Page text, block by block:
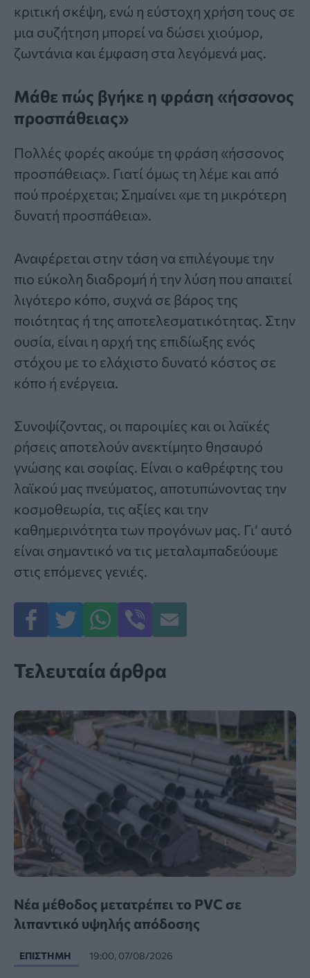
κριτική σκέψη, ενώ η εύστοχη χρήση τους σε
μια συζήτηση μπορεί να δώσει χιούμορ,
ζωντάνια και έμφαση στα λεγόμενά μας.
Μάθε πώς βγήκε η φράση «ήσσονος
προσπάθειας»
Πολλές φορές ακούμε τη φράση «ήσσονος
προσπάθειας». Γιατί όμως τη λέμε και από
πού προέρχεται; Σημαίνει «με τη μικρότερη
δυνατή προσπάθεια».
Αναφέρεται στην τάση να επιλέγουμε την
πιο εύκολη διαδρομή ή την λύση που απαιτεί
λιγότερο κόπο, συχνά σε βάρος της
ποιότητας ή της αποτελεσματικότητας. Στην
ουσία, είναι η αρχή της επιδίωξης ενός
στόχου με το ελάχιστο δυνατό κόστος σε
κόπο ή ενέργεια.
Συνοψίζοντας, οι παροιμίες και οι λαϊκές
ρήσεις αποτελούν ανεκτίμητο θησαυρό
γνώσης και σοφίας. Είναι ο καθρέφτης του
λαϊκού μας πνεύματος, αποτυπώνοντας την
κοσμοθεωρία, τις αξίες και την
καθημερινότητα των προγόνων μας. Γι’ αυτό
είναι σημαντικό να τις μεταλαμπαδεύουμε
στις επόμενες γενιές.
Τελευταία άρθρα
Νέα μέθοδος μετατρέπει το PVC σε
λιπαντικό υψηλής απόδοσης
ΕΠΙΣΤΉΜΗ 19:00, 07/08/2026